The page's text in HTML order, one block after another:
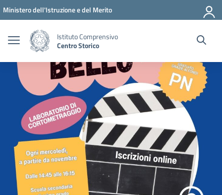
Vai ai contenuti
Vai al menu di navigazione
Vai al footer
Ministero dell'Istruzione e del Merito
Istituto Comprensivo
Centro Storico